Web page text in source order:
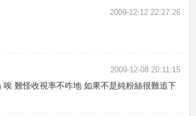
2009-12-12 22:27:26
2009-12-08 20:11:15
難怪收視率不咋地 如果不是純粉絲很難追下